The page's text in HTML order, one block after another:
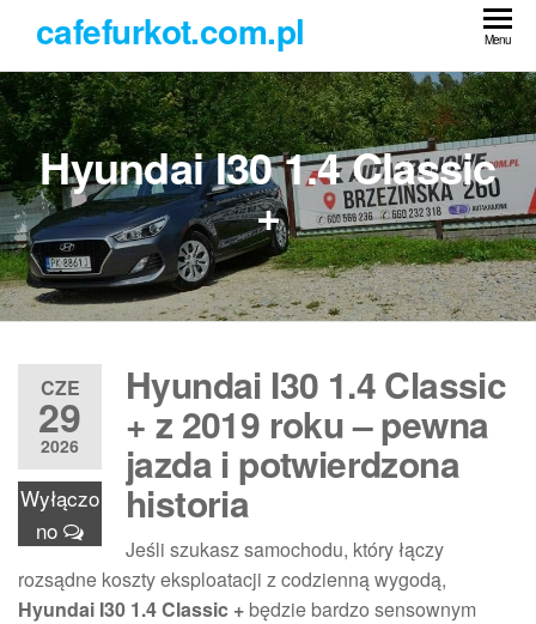
treści
cafefurkot.com.pl Menu
Hyundai I30 1.4 Classic
+
CZE
29
2026
Wyłączo
no
Hyundai I30 1.4 Classic
+ z 2019 roku – pewna
jazda i potwierdzona
historia
Jeśli szukasz samochodu, który łączy
rozsądne koszty eksploatacji z codzienną wygodą,
Hyundai I30 1.4 Classic + będzie bardzo sensownym